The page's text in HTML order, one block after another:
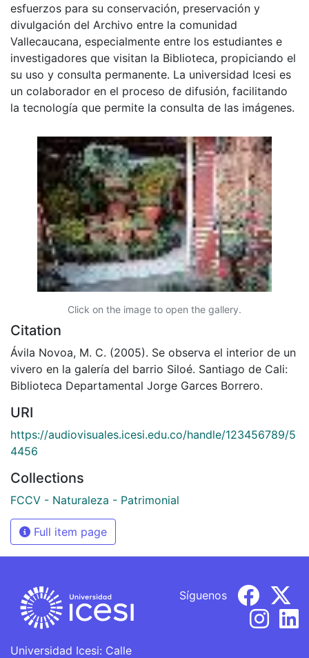
esfuerzos para su conservación, preservación y
divulgación del Archivo entre la comunidad
Vallecaucana, especialmente entre los estudiantes e
investigadores que visitan la Biblioteca, propiciando el
su uso y consulta permanente. La universidad Icesi es
un colaborador en el proceso de difusión, facilitando
la tecnología que permite la consulta de las imágenes.
Click on the image to open the gallery.
Citation
Ávila Novoa, M. C. (2005). Se observa el interior de un
vivero en la galería del barrio Siloé. Santiago de Cali:
Biblioteca Departamental Jorge Garces Borrero.
URI
https://audiovisuales.icesi.edu.co/handle/123456789/5
4456
Collections
FCCV - Naturaleza - Patrimonial
Full item page
Universidad Icesi: Calle
Síguenos